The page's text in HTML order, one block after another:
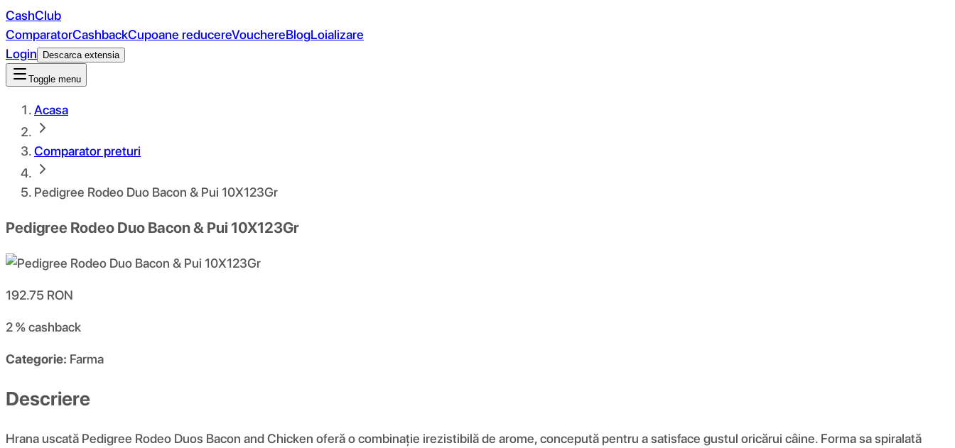
CashClub
ComparatorCashbackCupoane reducereVouchereBlogLoializare
Login
Descarca extensia
Toggle menu
Acasa
Comparator preturi
Pedigree Rodeo Duo Bacon & Pui 10X123Gr
Pedigree Rodeo Duo Bacon & Pui 10X123Gr
192.75 RON
2 %cashback
Categorie: Farma
Descriere
Hrana uscată Pedigree Rodeo Duos Bacon and Chicken oferă o combinație irezistibilă de arome, concepută pentru a satisface gustul oricărui câine. Forma sa spiralată